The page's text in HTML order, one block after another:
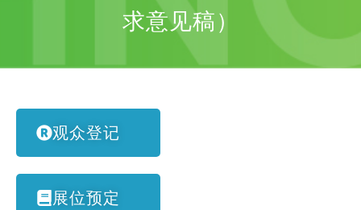
求意见稿）
观众登记
展位预定